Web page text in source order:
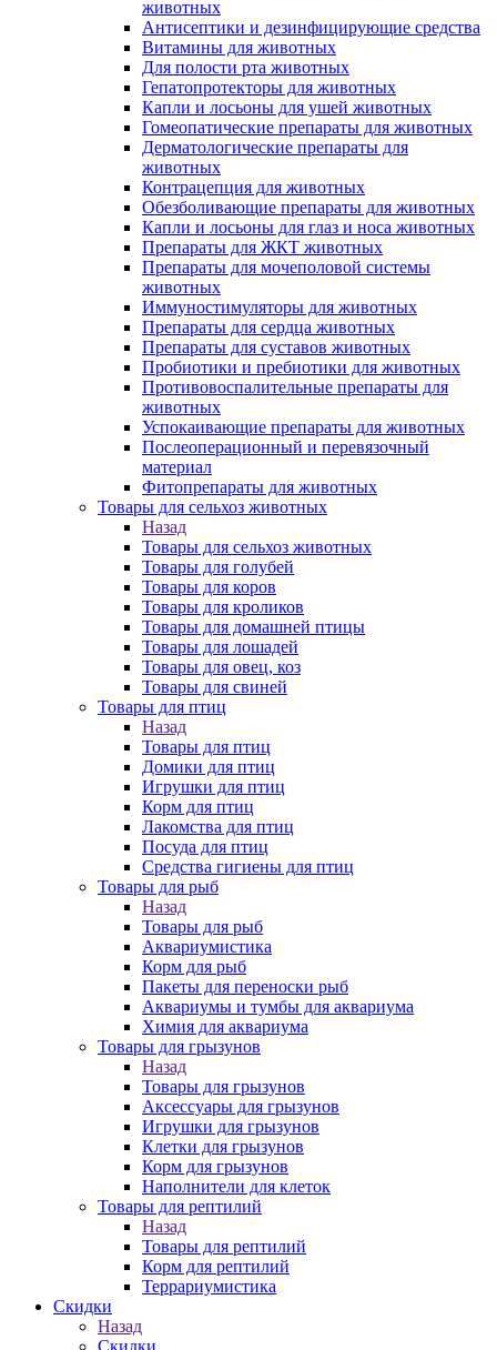
животных
Антисептики и дезинфицирующие средства
Витамины для животных
Для полости рта животных
Гепатопротекторы для животных
Капли и лосьоны для ушей животных
Гомеопатические препараты для животных
Дерматологические препараты для
животных
Контрацепция для животных
Обезболивающие препараты для животных
Капли и лосьоны для глаз и носа животных
Препараты для ЖКТ животных
Препараты для мочеполовой системы
животных
Иммуностимуляторы для животных
Препараты для сердца животных
Препараты для суставов животных
Пробиотики и пребиотики для животных
Противовоспалительные препараты для
животных
Успокаивающие препараты для животных
Послеоперационный и перевязочный
материал
Фитопрепараты для животных
Товары для сельхоз животных
Назад
Товары для сельхоз животных
Товары для голубей
Товары для коров
Товары для кроликов
Товары для домашней птицы
Товары для лошадей
Товары для овец, коз
Товары для свиней
Товары для птиц
Назад
Товары для птиц
Домики для птиц
Игрушки для птиц
Корм для птиц
Лакомства для птиц
Посуда для птиц
Средства гигиены для птиц
Товары для рыб
Назад
Товары для рыб
Аквариумистика
Корм для рыб
Пакеты для переноски рыб
Аквариумы и тумбы для аквариума
Химия для аквариума
Товары для грызунов
Назад
Товары для грызунов
Аксессуары для грызунов
Игрушки для грызунов
Клетки для грызунов
Корм для грызунов
Наполнители для клеток
Товары для рептилий
Назад
Товары для рептилий
Корм для рептилий
Террариумистика
Скидки
Назад
Скидки